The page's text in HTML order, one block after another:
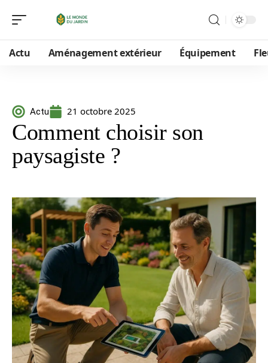
Actu Aménagement extérieur Équipement
Actu 21 octobre 2025
Comment choisir son
paysagiste ?